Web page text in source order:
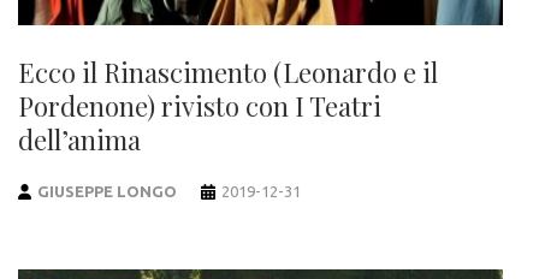
Ecco il Rinascimento (Leonardo e il
Pordenone) rivisto con I Teatri
dell’anima
GIUSEPPE LONGO 2019-12-31